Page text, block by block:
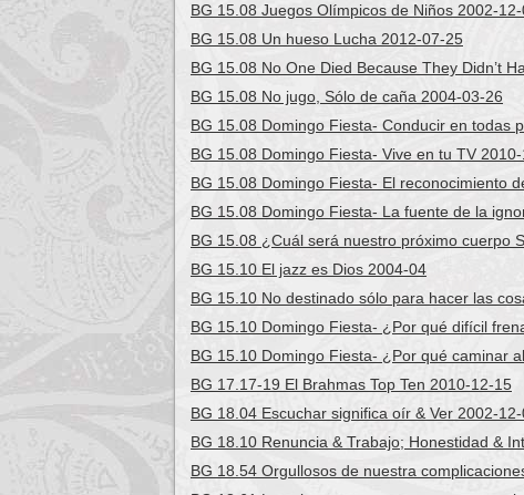
BG 15.08 Juegos Olímpicos de Niños 2002-12-
BG 15.08 Un hueso Lucha 2012-07-25
BG 15.08 No One Died Because They Didn’t
BG 15.08 No jugo, Sólo de caña 2004-03-26
BG 15.08 Domingo Fiesta- Conducir en todas
BG 15.08 Domingo Fiesta- Vive en tu TV
BG 15.08 Domingo Fiesta- El reconocimiento
BG 15.08 Domingo Fiesta- La fuente de la
BG 15.08 ¿Cuál será nuestro próximo cuerpo
BG 15.10 El jazz es Dios 2004-04
BG 15.10 No destinado sólo para hacer las
BG 15.10 Domingo Fiesta- ¿Por qué difícil
BG 15.10 Domingo Fiesta- ¿Por qué caminar
BG 17.17-19 El Brahmas Top Ten 2010-12-15
BG 18.04 Escuchar significa oír & Ver 2002-12-
BG 18.10 Renuncia & Trabajo; Honestidad &
BG 18.54 Orgullosos de nuestra